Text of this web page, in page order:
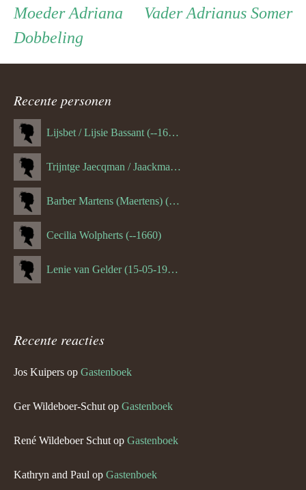
Persoon
ouder
navigatie
Vader Vader
Adrianus Somer
Moeder Moeder
Adriana
Dobbeling
Recente personen
Lijsbet / Lijsie Bassant (--1687)
Trijntge Jaecqman / Jaackman (--1651)
Barber Martens (Maertens) (--1658)
Cecilia Wolpherts (--1660)
Lenie van Gelder (15-05-1970)
Recente reacties
Jos Kuipers op Gastenboek
Ger Wildeboer-Schut op Gastenboek
René Wildeboer Schut op Gastenboek
Kathryn and Paul op Gastenboek